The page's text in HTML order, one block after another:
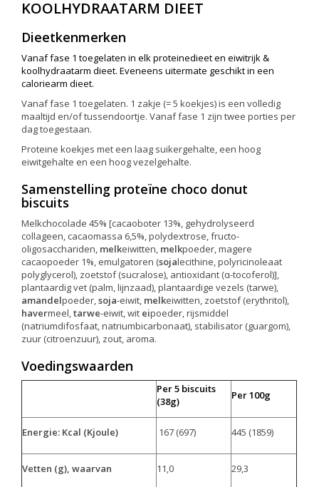
KOOLHYDRAATARM DIEET
Dieetkenmerken
Vanaf fase 1 toegelaten in elk proteinedieet en eiwitrijk &
koolhydraatarm dieet. Eveneens uitermate geschikt in een
caloriearm dieet.
Vanaf fase 1 toegelaten. 1 zakje (= 5 koekjes) is een volledig
maaltijd en/of tussendoortje. Vanaf fase 1 zijn twee porties per
dag toegestaan.
Proteine koekjes met een laag suikergehalte, een hoog
eiwitgehalte en een hoog vezelgehalte.
Samenstelling proteïne choco donut
biscuits
Melkchocolade 45% [cacaoboter 13%, gehydrolyseerd
collageen, cacaomassa 6,5%, polydextrose, fructo-
oligosacchariden, melkeiwitten, melkpoeder, magere
cacaopoeder 1%, emulgatoren (sojalecithine, polyricinoleaat
polyglycerol), zoetstof (sucralose), antioxidant (α-tocoferol)],
plantaardig vet (palm, lijnzaad), plantaardige vezels (tarwe),
amandelpoeder,soja-eiwit, melkeiwitten, zoetstof (erythritol),
havermeel,tarwe-eiwit, wit eipoeder, rijsmiddel
(natriumdifosfaat, natriumbicarbonaat), stabilisator (guargom),
zuur (citroenzuur), zout, aroma.
Voedingswaarden
Per 5 biscuits
(38g)
Per 100g
Energie: Kcal (Kjoule) 167 (697) 445 (1859)
Vetten (g), waarvan 11,0 29,3